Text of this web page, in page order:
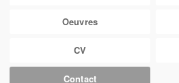
Oeuvres
CV
Contact